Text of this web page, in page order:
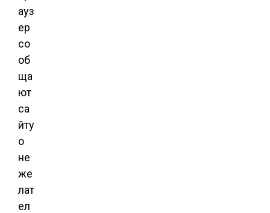
ауз
ер
со
об
ща
ют
са
йту
о
не
же
лат
ел